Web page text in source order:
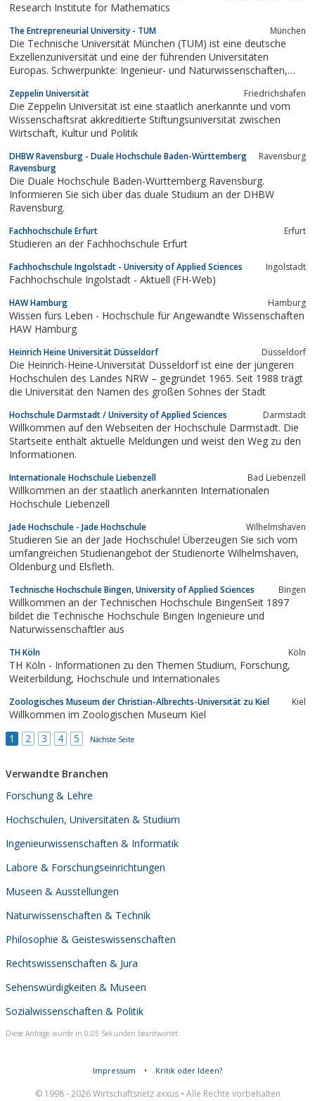
Leistungen, Bedeutung für...
Research Institute for Mathematics
The Entrepreneurial University - TUM München
Die Technische Universität München (TUM) ist eine deutsche
Exzellenzuniversität und eine der führenden Universitäten
Europas. Schwerpunkte: Ingenieur- und Naturwissenschaften,
Zeppelin Universität Friedrichshafen
Die Zeppelin Universität ist eine staatlich anerkannte und vom
Wissenschaftsrat akkreditierte Stiftungsuniversität zwischen
Wirtschaft, Kultur und Politik
DHBW Ravensburg - Duale Hochschule Baden-Württemberg
Ravensburg
Ravensburg
Die Duale Hochschule Baden-Württemberg Ravensburg.
Informieren Sie sich über das duale Studium an der DHBW
Ravensburg.
Fachhochschule Erfurt Erfurt
Studieren an der Fachhochschule Erfurt
Fachhochschule Ingolstadt - University of Applied Sciences Ingolstadt
Fachhochschule Ingolstadt - Aktuell (FH-Web)
HAW Hamburg Hamburg
Wissen fürs Leben - Hochschule für Angewandte Wissenschaften
HAW Hamburg
Heinrich Heine Universität Düsseldorf Düsseldorf
Die Heinrich-Heine-Universität Düsseldorf ist eine der jüngeren
Hochschulen des Landes NRW – gegründet 1965. Seit 1988 trägt
die Universität den Namen des großen Sohnes der Stadt
Hochschule Darmstadt / University of Applied Sciences Darmstadt
Willkommen auf den Webseiten der Hochschule Darmstadt. Die
Startseite enthält aktuelle Meldungen und weist den Weg zu den
Informationen.
Internationale Hochschule Liebenzell Bad Liebenzell
Willkommen an der staatlich anerkannten Internationalen
Hochschule Liebenzell
Jade Hochschule - Jade Hochschule Wilhelmshaven
Studieren Sie an der Jade Hochschule! Überzeugen Sie sich vom
umfangreichen Studienangebot der Studienorte Wilhelmshaven,
Oldenburg und Elsfleth.
Technische Hochschule Bingen, University of Applied Sciences Bingen
Willkommen an der Techni­schen Hochschule BingenSeit 1897
bildet die Technische Hochschule Bingen Ingenieure und
Naturwissenschaftler aus
TH Köln Köln
TH Köln - Informationen zu den Themen Studium, Forschung,
Weiterbildung, Hochschule und Internationales
Zoologisches Museum der Christian-Albrechts-Universität zu Kiel Kiel
Willkommen im Zoologischen Museum Kiel
1
2 3 4 5 Nächste Seite
Verwandte Branchen
Forschung & Lehre
Hochschulen, Universitäten & Studium
Ingenieurwissenschaften & Informatik
Labore & Forschungseinrichtungen
Museen & Ausstellungen
Naturwissenschaften & Technik
Philosophie & Geisteswissenschaften
Rechtswissenschaften & Jura
Sehenswürdigkeiten & Museen
Sozialwissenschaften & Politik
Diese Anfrage wurde in 0,05 Sekunden beantwortet.
Impressum • Kritik oder Ideen?
© 1998 - 2026 Wirtschaftsnetz axxus • Alle Rechte vorbehalten